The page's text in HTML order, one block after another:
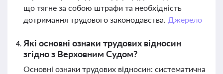
що тягне за собою штрафи та необхідність
дотримання трудового законодавства. Джерело
Які основні ознаки трудових відносин
згідно з Верховним Судом?
Основні ознаки трудових відносин: систематична